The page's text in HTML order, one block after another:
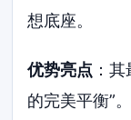
想底座。
优势亮点 ：
的完美平衡”